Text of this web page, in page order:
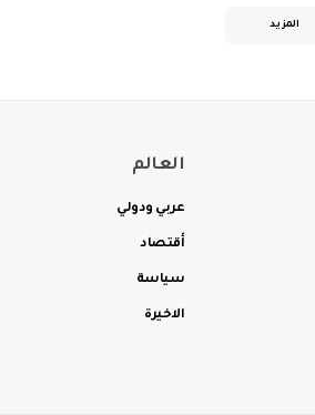
المزيد
العالم
عربي ودولي
أقتصاد
سياسة
الاخيرة